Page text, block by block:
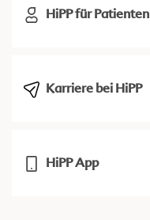
HiPP für Patienten
Karriere bei HiPP
HiPP App